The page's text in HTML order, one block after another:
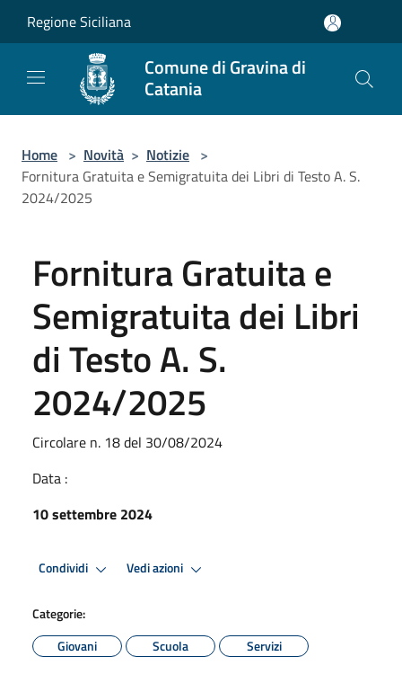
Regione Siciliana
Comune di Gravina di
Catania
Home > Novità > Notizie >
Fornitura Gratuita e Semigratuita dei Libri di Testo A. S.
2024/2025
Fornitura Gratuita e
Semigratuita dei Libri
di Testo A. S.
2024/2025
Circolare n. 18 del 30/08/2024
Data :
10 settembre 2024
Condividi Vedi azioni
Categorie:
Giovani
Scuola Servizi